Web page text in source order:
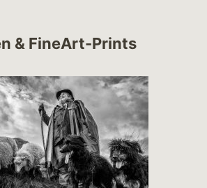
& FineArt-Prints